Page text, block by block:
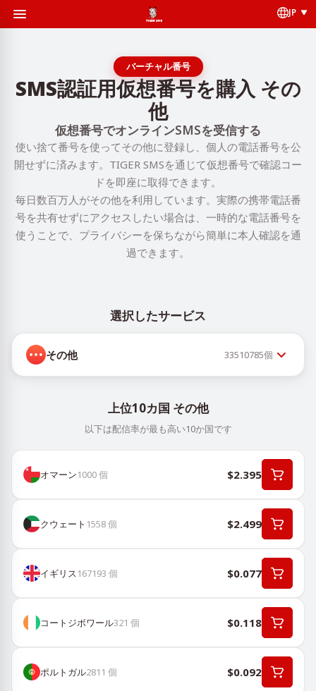
JP
バーチャル番号
SMS認証用仮想番号を購入 その
他
仮想番号でオンラインSMSを受信する
使い捨て番号を使ってその他に登録し、個人の電話番号を公
開せずに済みます。TIGER SMSを通じて仮想番号で確認コー
ドを即座に取得できます。
毎日数百万人がその他を利用しています。実際の携帯電話番
号を共有せずにアクセスしたい場合は、一時的な電話番号を
使うことで、プライバシーを保ちながら簡単に本人確認を通
過できます。
選択したサービス
その他 33510785個
上位10カ国 その他
以下は配信率が最も高い10か国です
オマーン1000個 $2.395
クウェート 1558個 $2.499
イギリス 167193 個 $0.077
コートジボワール321 個 $0.118
ポルトガル2811 個 $0.092